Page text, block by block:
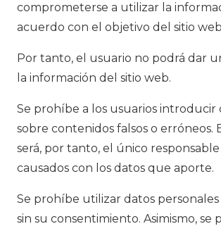
comprometerse a utilizar la
acuerdo con el objetivo del sitio
Por tanto, el usuario no podrá dar
la información del sitio web.
Se prohíbe a los usuarios introducir
sobre contenidos falsos o erróneos.
será, por tanto, el único
causados con los datos que aporte.
Se prohíbe utilizar datos
sin su consentimiento. Asimismo, se